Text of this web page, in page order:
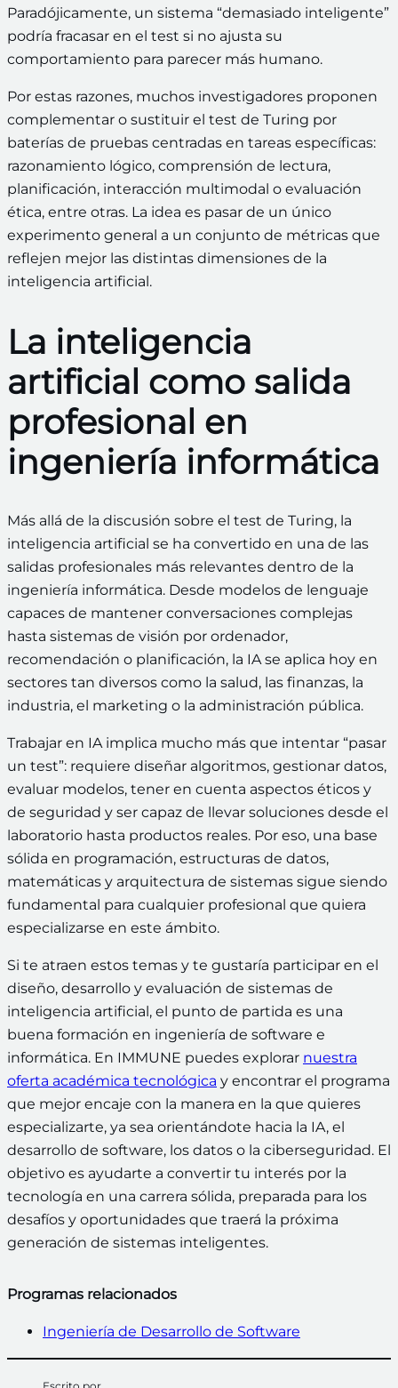
Paradójicamente, un sistema “demasiado inteligente”
podría fracasar en el test si no ajusta su
comportamiento para parecer más humano.
Por estas razones, muchos investigadores proponen
complementar o sustituir el test de Turing por
baterías de pruebas centradas en tareas específicas:
razonamiento lógico, comprensión de lectura,
planificación, interacción multimodal o evaluación
ética, entre otras. La idea es pasar de un único
experimento general a un conjunto de métricas que
reflejen mejor las distintas dimensiones de la
inteligencia artificial.
La inteligencia
artificial como salida
profesional en
ingeniería informática
Más allá de la discusión sobre el test de Turing, la
inteligencia artificial se ha convertido en una de las
salidas profesionales más relevantes dentro de la
ingeniería informática. Desde modelos de lenguaje
capaces de mantener conversaciones complejas
hasta sistemas de visión por ordenador,
recomendación o planificación, la IA se aplica hoy en
sectores tan diversos como la salud, las finanzas, la
industria, el marketing o la administración pública.
Trabajar en IA implica mucho más que intentar “pasar
un test”: requiere diseñar algoritmos, gestionar datos,
evaluar modelos, tener en cuenta aspectos éticos y
de seguridad y ser capaz de llevar soluciones desde el
laboratorio hasta productos reales. Por eso, una base
sólida en programación, estructuras de datos,
matemáticas y arquitectura de sistemas sigue siendo
fundamental para cualquier profesional que quiera
especializarse en este ámbito.
Si te atraen estos temas y te gustaría participar en el
diseño, desarrollo y evaluación de sistemas de
inteligencia artificial, el punto de partida es una
buena formación en ingeniería de software e
informática. En IMMUNE puedes explorar nuestra
oferta académica tecnológica y encontrar el programa
que mejor encaje con la manera en la que quieres
especializarte, ya sea orientándote hacia la IA, el
desarrollo de software, los datos o la ciberseguridad. El
objetivo es ayudarte a convertir tu interés por la
tecnología en una carrera sólida, preparada para los
desafíos y oportunidades que traerá la próxima
generación de sistemas inteligentes.
Programas relacionados
Ingeniería de Desarrollo de Software